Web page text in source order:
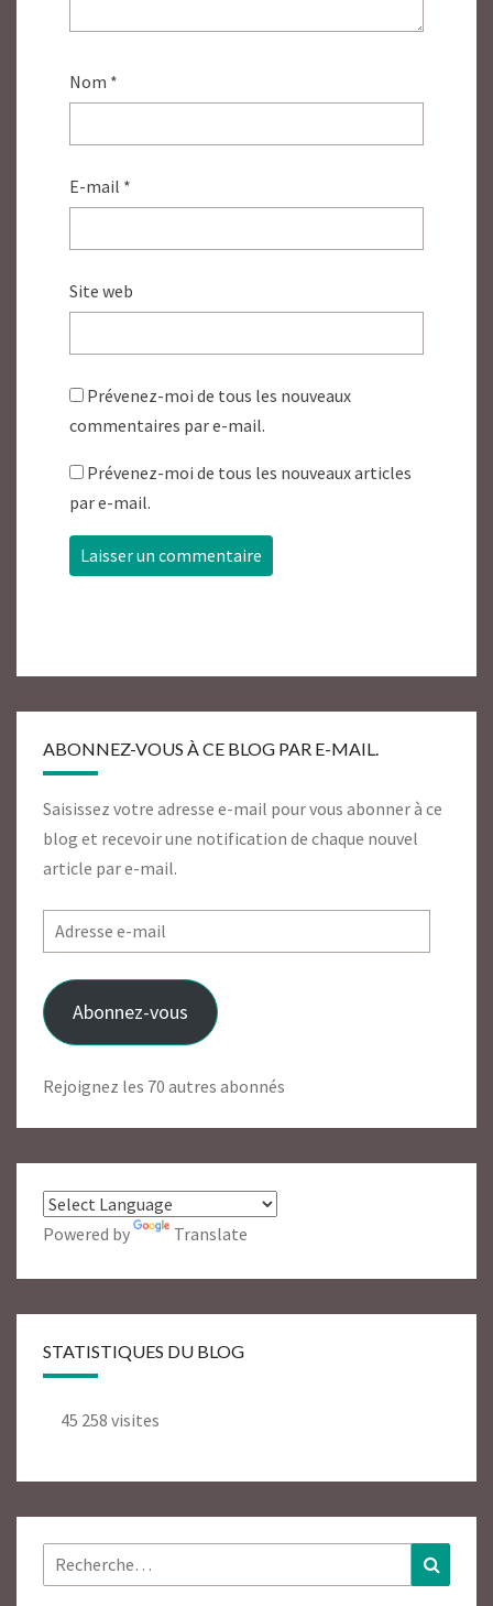
Nom *
E-mail *
Site web
Prévenez-moi de tous les nouveaux
commentaires par e-mail.
Prévenez-moi de tous les nouveaux articles
par e-mail.
ABONNEZ-VOUS À CE BLOG PAR E-MAIL.
Saisissez votre adresse e-mail pour vous abonner à ce
blog et recevoir une notification de chaque nouvel
article par e-mail.
Adresse
e-
mail
Abonnez-vous
Rejoignez les 70 autres abonnés
Powered by Translate
STATISTIQUES DU BLOG
45 258 visites
Rechercher :